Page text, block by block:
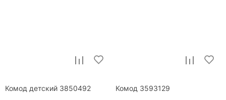
Комод детский 3850492 Комод 3593129